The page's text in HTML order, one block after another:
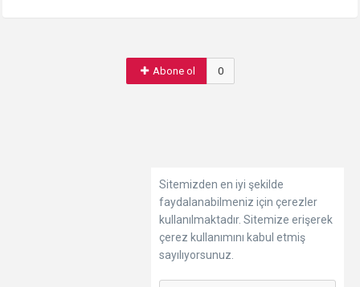
Abone ol 0
Sitemizden en iyi şekilde
faydalanabilmeniz için çerezler
kullanılmaktadır. Sitemize erişerek
çerez kullanımını kabul etmiş
sayılıyorsunuz.